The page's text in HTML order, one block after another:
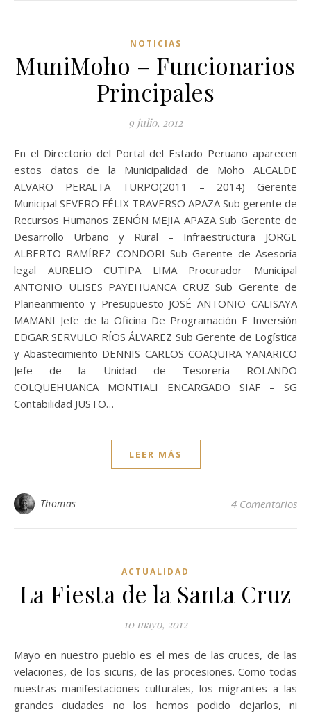
NOTICIAS
MuniMoho – Funcionarios
Principales
9 julio, 2012
En el Directorio del Portal del Estado Peruano aparecen
estos datos de la Municipalidad de Moho ALCALDE
ALVARO PERALTA TURPO(2011 – 2014) Gerente
Municipal SEVERO FÉLIX TRAVERSO APAZA Sub gerente de
Recursos Humanos ZENÓN MEJIA APAZA Sub Gerente de
Desarrollo Urbano y Rural – Infraestructura JORGE
ALBERTO RAMÍREZ CONDORI Sub Gerente de Asesoría
legal AURELIO CUTIPA LIMA Procurador Municipal
ANTONIO ULISES PAYEHUANCA CRUZ Sub Gerente de
Planeanmiento y Presupuesto JOSÉ ANTONIO CALISAYA
MAMANI Jefe de la Oficina De Programación E Inversión
EDGAR SERVULO RÍOS ÁLVAREZ Sub Gerente de Logística
y Abastecimiento DENNIS CARLOS COAQUIRA YANARICO
Jefe de la Unidad de Tesorería ROLANDO
COLQUEHUANCA MONTIALI ENCARGADO SIAF – SG
Contabilidad JUSTO…
LEER MÁS
Thomas 4 Comentarios
ACTUALIDAD
La Fiesta de la Santa Cruz
10 mayo, 2012
Mayo en nuestro pueblo es el mes de las cruces, de las
velaciones, de los sicuris, de las procesiones. Como todas
nuestras manifestaciones culturales, los migrantes a las
grandes ciudades no los hemos podido dejarlos, ni